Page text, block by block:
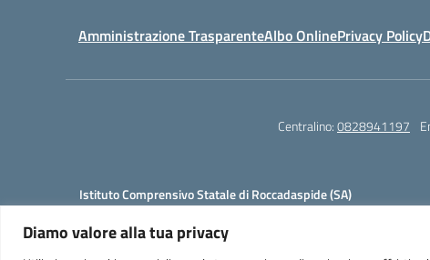
Diamo valore alla tua privacy
Amministrazione TrasparenteAlbo OnlinePrivacy Policy
Centralino:0828941197
Istituto Comprensivo Statale di Roccadaspide (SA)
PIAZZALE DELLA CIVILTA', 84069 ROCCADASPIDE (SA)